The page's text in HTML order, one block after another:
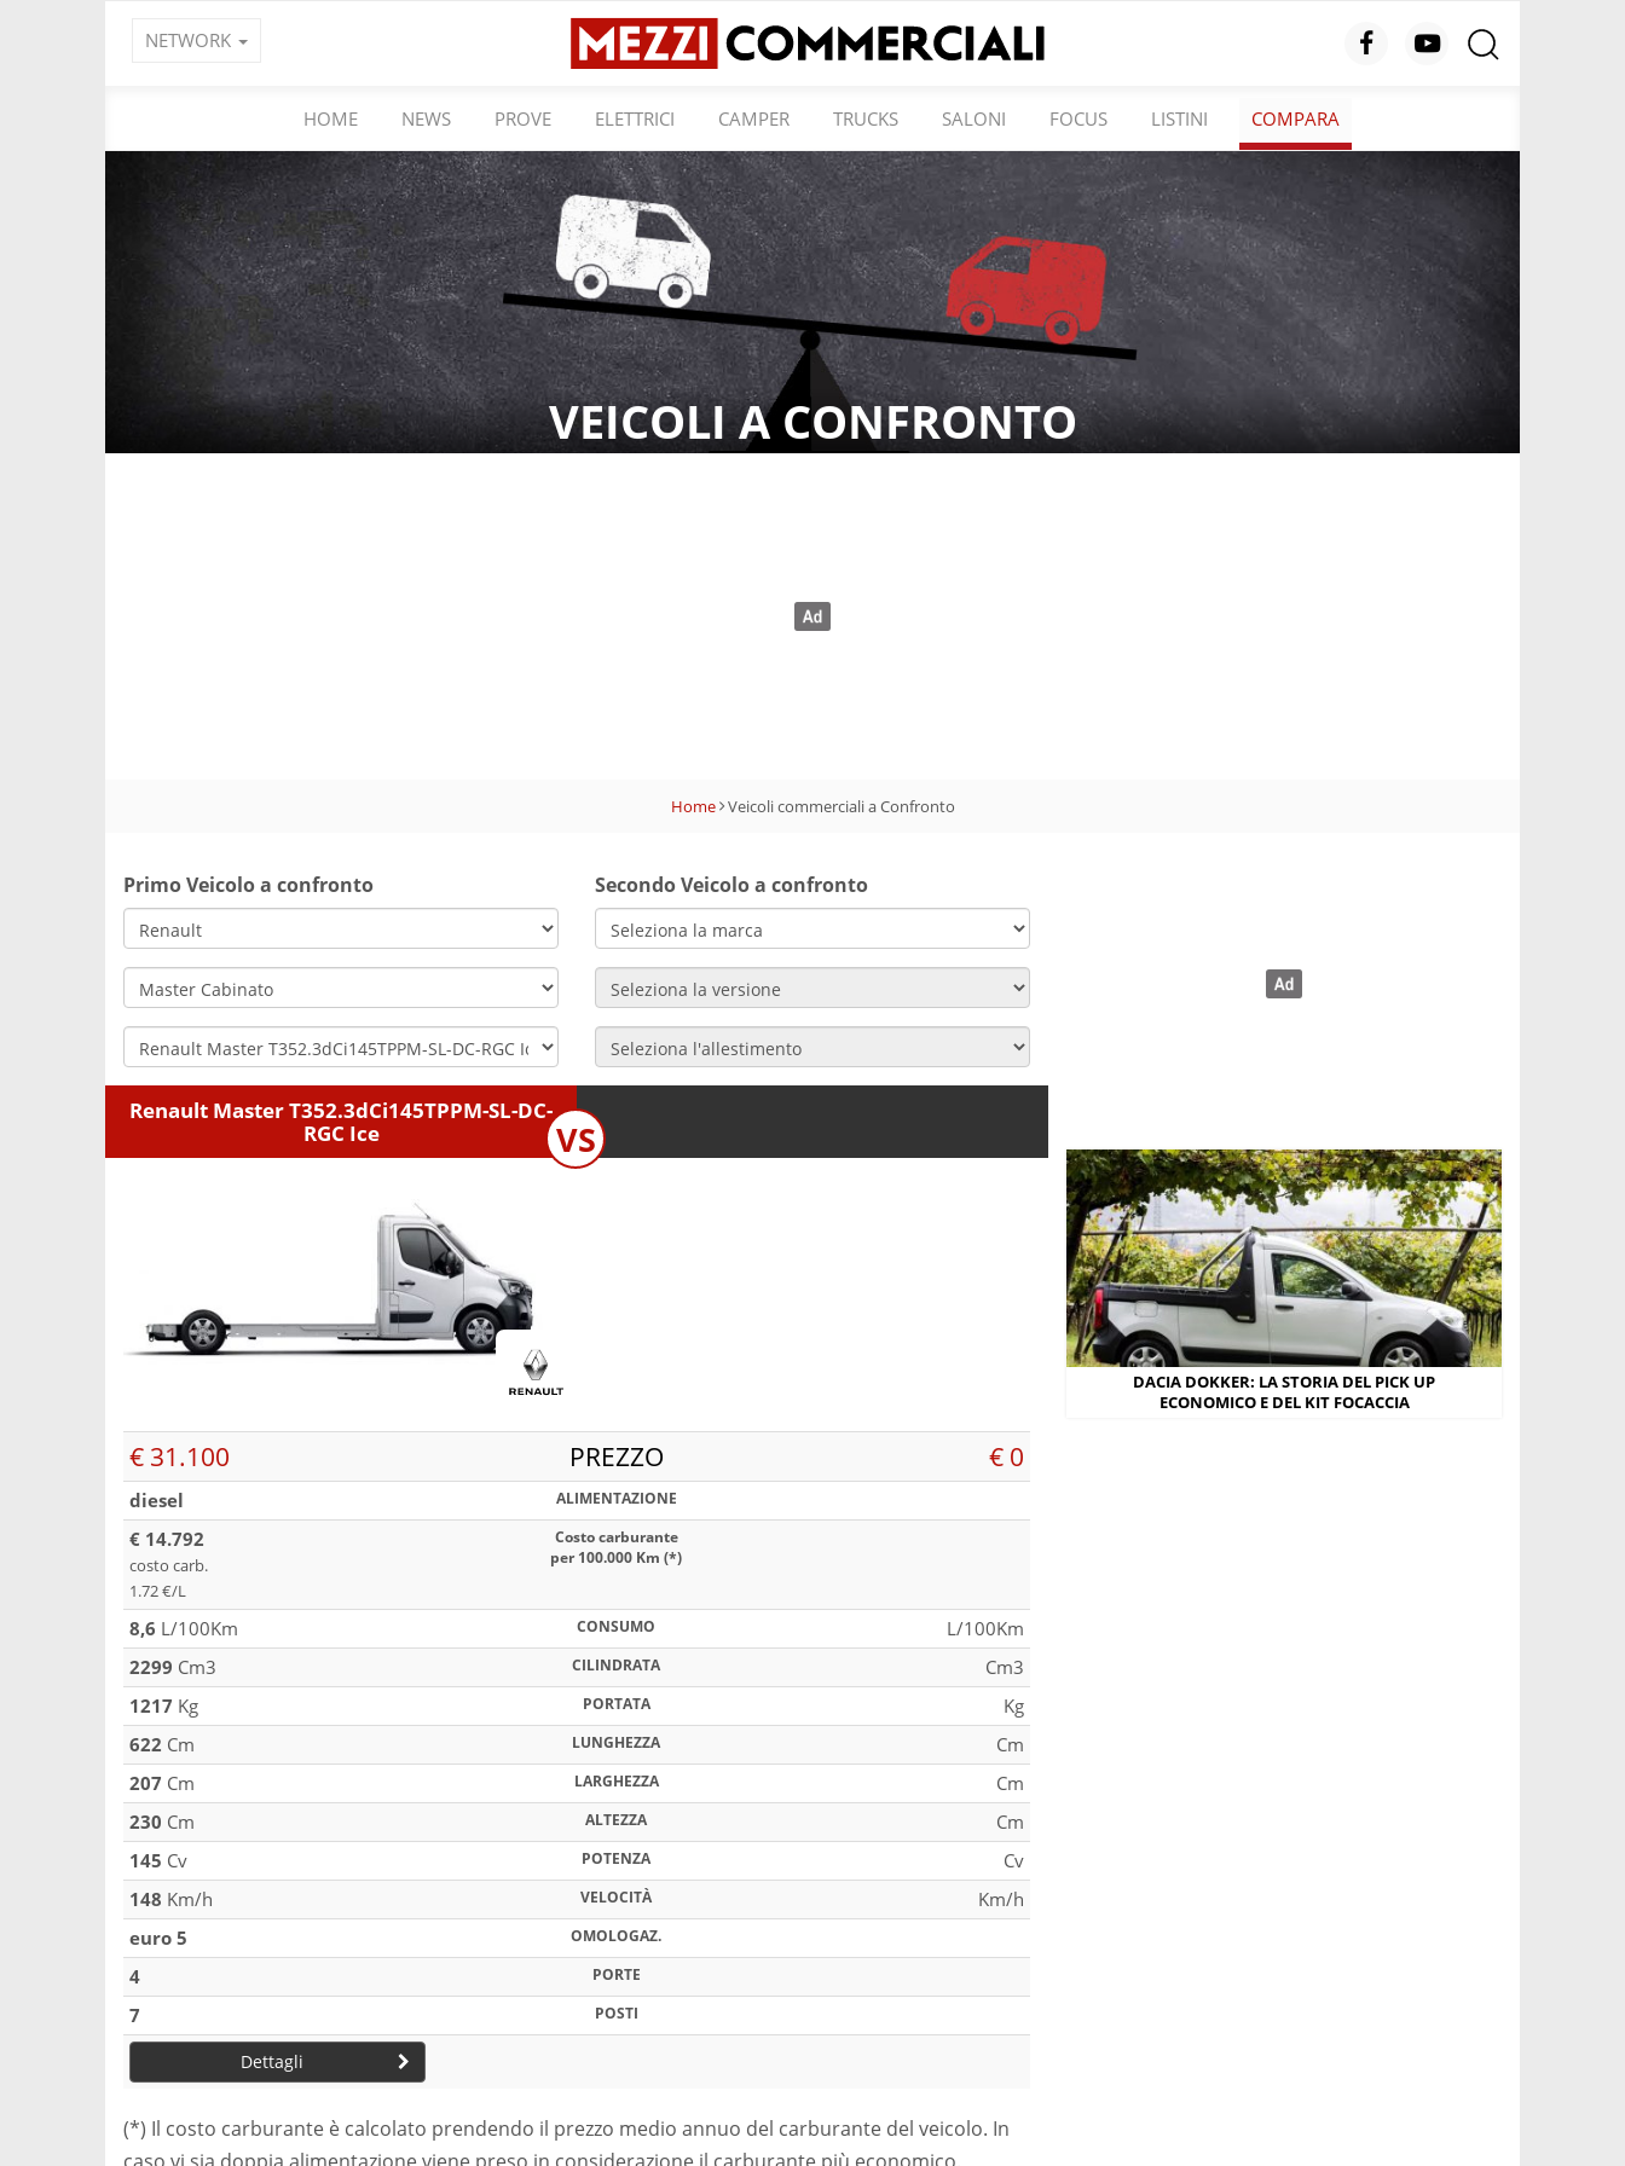
NETWORK
HOME NEWS PROVE ELETTRICI CAMPER TRUCKS SALONI FOCUS LISTINI COMPARA
VEICOLI A CONFRONTO
Home Veicoli commerciali a Confronto
Primo Veicolo a confronto Secondo Veicolo a confronto
Renault Master T352.3dCi145TPPM-SL-DC-
RGC Ice
VS
€ 31.100 PREZZO € 0
diesel ALIMENTAZIONE
€ 14.792
costo carb.
1.72 €/L
Costo carburante
per 100.000 Km (*)
8,6 L/100Km CONSUMO
L/100Km
2299 Cm3 CILINDRATA
Cm3
1217 Kg PORTATA
Kg
622 Cm LUNGHEZZA
Cm
207 Cm LARGHEZZA
Cm
230 Cm ALTEZZA
Cm
145 Cv POTENZA
Cv
148 Km/h VELOCITÀ
Km/h
euro 5
OMOLOGAZ.
4 PORTE
7 POSTI
Dettagli
(*) Il costo carburante è calcolato prendendo il prezzo medio annuo del carburante del veicolo. In
caso vi sia doppia alimentazione viene preso in considerazione il carburante più economico.
DACIA DOKKER: LA STORIA DEL PICK UP
ECONOMICO E DEL KIT FOCACCIA